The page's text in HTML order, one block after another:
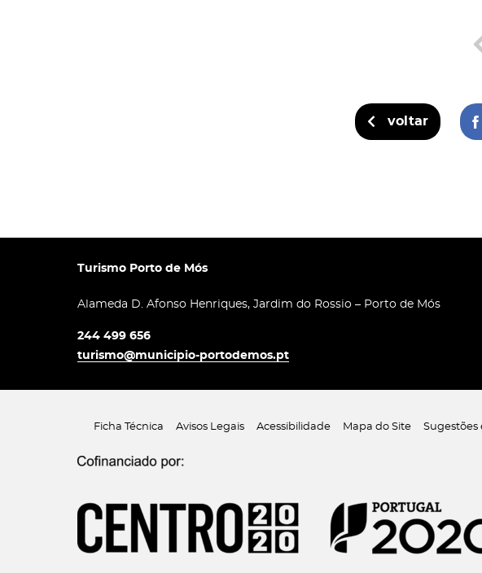
voltar
Turismo Porto de Mós
Alameda D. Afonso Henriques, Jardim do Rossio – Porto de Mós
244 499 656
turismo@municipio-portodemos.pt
Ficha Técnica Avisos Legais Acessibilidade Mapa do Site Sugestões